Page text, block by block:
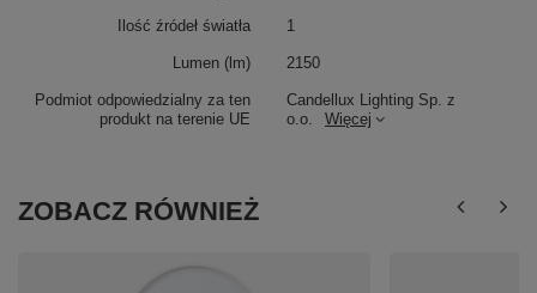
Podmiot odpowiedzialny za ten
produkt na terenie UE
Candellux Lighting Sp. z
o.o.
Więcej
Ilość źródeł światła 1
Lumen (lm) 2150
ZOBACZ RÓWNIEŻ